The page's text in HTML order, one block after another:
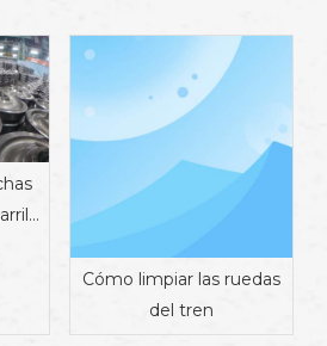
Cómo limpiar las ruedas
del tren